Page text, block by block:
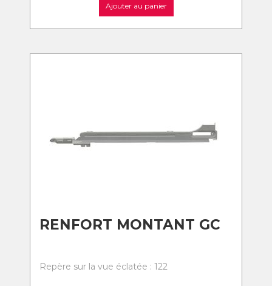
Ajouter au panier
RENFORT MONTANT GC
Repère sur la vue éclatée : 122